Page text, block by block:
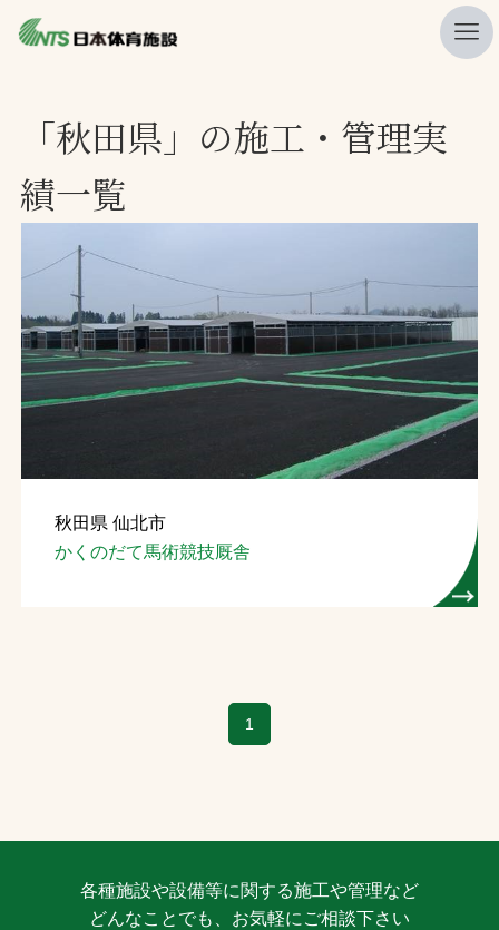
ニュース
プレスリリース
レポート
製品・サービス一覧
施工・管理実績一覧
会社概要
検索
お問合せ
「秋田県」の施工・管理実
績一覧
秋田県 仙北市
かくのだて馬術競技厩舎
1
各種施設や設備等に関する施工や管理など
どんなことでも、お気軽にご相談下さい